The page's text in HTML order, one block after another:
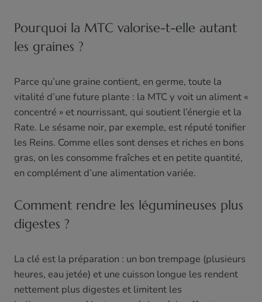
Pourquoi la MTC valorise-t-elle autant
les graines ?
Parce qu’une graine contient, en germe, toute la
vitalité d’une future plante : la MTC y voit un aliment «
concentré » et nourrissant, qui soutient l’énergie et la
Rate. Le sésame noir, par exemple, est réputé tonifier
les Reins. Comme elles sont denses et riches en bons
gras, on les consomme fraîches et en petite quantité,
en complément d’une alimentation variée.
Comment rendre les légumineuses plus
digestes ?
La clé est la préparation : un bon trempage (plusieurs
heures, eau jetée) et une cuisson longue les rendent
nettement plus digestes et limitent les